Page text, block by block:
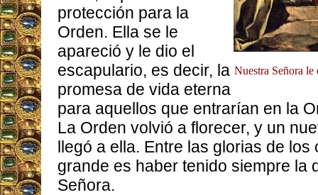
Nuestra Señora le
protección para la
Orden. Ella se le
apareció y le dio el
escapulario, es decir, la
promesa de vida eterna
para aquellos que entrarían en la
La Orden volvió a florecer, y un
llegó a ella. Entre las glorias de los
grande es haber tenido siempre la
Señora.